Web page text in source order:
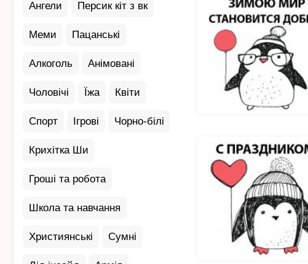
Ангели Персик кіт з вк
Меми Пацанські
Алкоголь Анімовані
Чоловічі Їжа Квіти
Спорт Ігрові Чорно-білі
Крихітка Ши
Гроші та робота
Школа та навчання
Християнські Сумні